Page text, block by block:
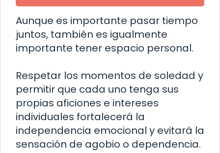
Aunque es importante pasar tiempo
juntos, también es igualmente
importante tener espacio personal.
Respetar los momentos de soledad y
permitir que cada uno tenga sus
propias aficiones e intereses
individuales fortalecerá la
independencia emocional y evitará la
sensación de agobio o dependencia.